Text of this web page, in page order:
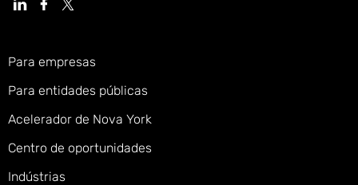
Para empresas
Para entidades públicas
Acelerador de Nova York
Centro de oportunidades
Indústrias